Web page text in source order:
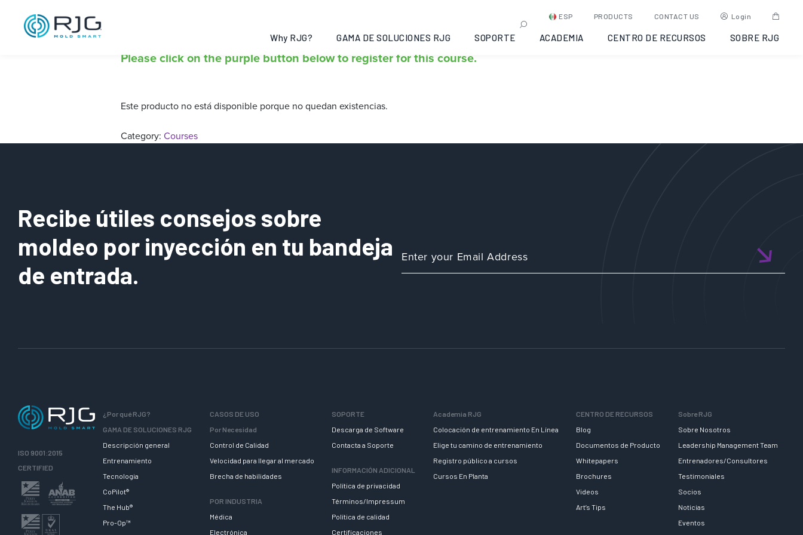
ESP PRODUCTS CONTACT US Login
Why RJG? GAMA DE SOLUCIONES RJG SOPORTE ACADEMIA CENTRO DE RECURSOS SOBRE RJG
Please click on the purple button below to register for this course.
Este producto no está disponible porque no quedan existencias.
Category: Courses
Recibe útiles consejos sobre
moldeo por inyección en tu bandeja
de entrada.
ISO 9001:2015
CERTIFIED
¿Por qué RJG?
GAMA DE SOLUCIONES RJG
Descripción general
Entrenamiento
Tecnologia
CoPilot®
The Hub®
Pro-Op™
CASOS DE USO
Por Necesidad
Control de Calidad
Velocidad para llegar al mercado
Brecha de habilidades
POR INDUSTRIA
Médica
Electrónica
SOPORTE
Descarga de Software
Contacta a Soporte
INFORMACIÓN ADICIONAL
Política de privacidad
Términos/Impressum
Política de calidad
Certificaciones
Academia RJG
Colocación de entrenamiento En Línea
Elige tu camino de entrenamiento
Registro público a cursos
Cursos En Planta
CENTRO DE RECURSOS
Blog
Documentos de Producto
Whitepapers
Brochures
Videos
Art’s Tips
Sobre RJG
Sobre Nosotros
Leadership Management Team
Entrenadores/Consultores
Testimoniales
Socios
Noticias
Eventos